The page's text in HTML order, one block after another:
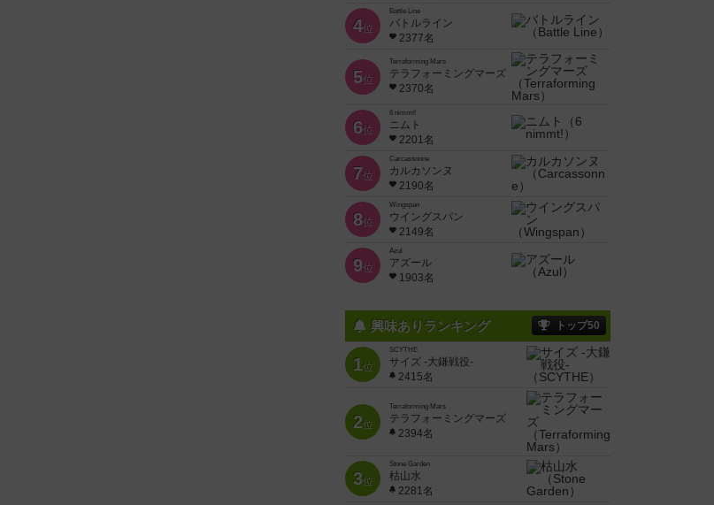
4位
Battle Line
バトルライン
2377名
5位
Terraforming Mars
テラフォーミングマーズ
2370名
6位
6 nimmt!
ニムト
2201名
7位
Carcassonne
カルカソンヌ
2190名
8位
Wingspan
ウイングスパン
2149名
9位
Azul
アズール
1903名
興味ありランキング トップ50
1位
SCYTHE
サイズ -大鎌戦役-
2415名
2位
Terraforming Mars
テラフォーミングマーズ
2394名
3位
Stone Garden
枯山水
2281名